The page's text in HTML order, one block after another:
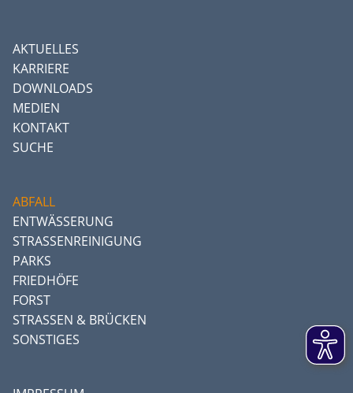
AKTUELLES
KARRIERE
DOWNLOADS
MEDIEN
KONTAKT
SUCHE
ABFALL
ENTWÄSSERUNG
STRASSENREINIGUNG
PARKS
FRIEDHÖFE
FORST
STRASSEN & BRÜCKEN
SONSTIGES